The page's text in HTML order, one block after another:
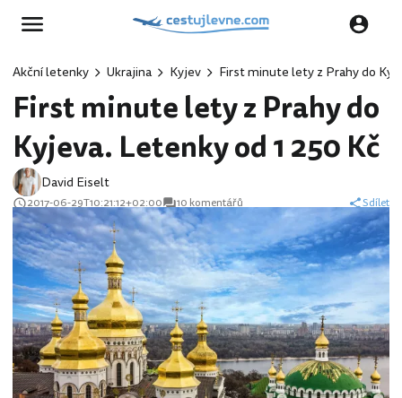
Akční letenky Ukrajina Kyjev First minute lety z Prahy do
First minute lety z Prahy do
Kyjeva. Letenky od 1 250 Kč
David Eiselt
2017-06-29T10:21:12+02:00 10 komentářů Sdílet